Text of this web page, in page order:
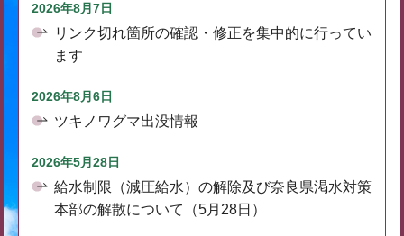
2026年8月7日
リンク切れ箇所の確認・修正を集中的に行ってい
ます
2026年8月6日
ツキノワグマ出没情報
2026年5月28日
給水制限（減圧給水）の解除及び奈良県渇水対策
本部の解散について（5月28日）